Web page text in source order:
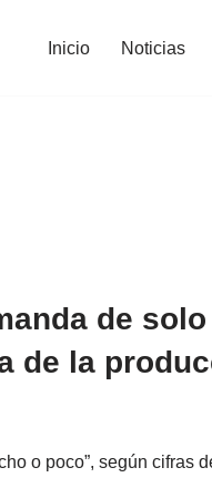
Inicio Noticias
de solo
de la
o poco”, según cifras